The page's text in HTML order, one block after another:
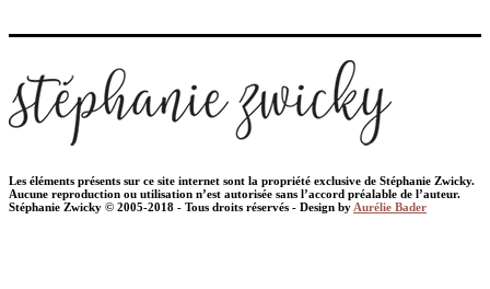
Les éléments présents sur ce site internet sont la propriété exclusive de Stéphanie Zwicky.
Aucune reproduction ou utilisation n’est autorisée sans l’accord préalable de l’auteur.
Stéphanie Zwicky © 2005-2018 - Tous droits réservés - Design by Aurélie Bader